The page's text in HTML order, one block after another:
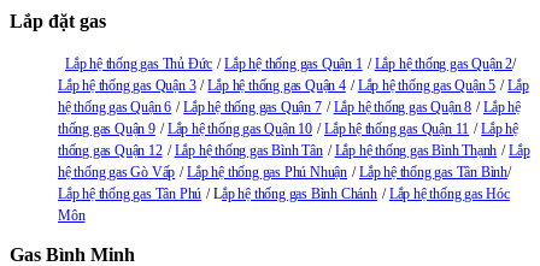
Lắp đặt gas
Lắp hệ thống gas Thủ Đức Lắp hệ thống gas Quận 1
Lắp hệ thống gas Quận 2
Lắp hệ thống gas Quận 3
Lắp hệ thống gas Quận 4 Lắp hệ thống gas Quận 5
Lắp
hệ thống gas Quận 6
Lắp hệ thống gas Quận 7 Lắp hệ thống gas Quận 8
Lắp hệ
thống gas Quận 9
Lắp hệ thống gas Quận 10 Lắp hệ thống gas Quận 11
Lắp hệ
thống gas Quận 12
Lắp hệ thống gas Bình Tân Lắp hệ thống gas Bình Thạnh
Lắp
hệ thống gas Gò Vấp
Lắp hệ thống gas Phú Nhuận
Lắp hệ thống gas Tân Bình
Lắp hệ thống gas Tân Phú
Lắp hệ thống gas Bình Chánh
Lắp hệ thống gas Hóc
Môn
Gas Bình Minh